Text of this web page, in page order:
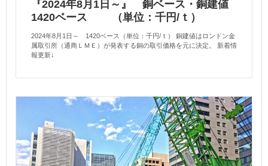
『2024年8月1日～』 銅ベース・銅建値
1420ベース （単位：千円/ｔ）
2024年8月1日～ 1420ベース（単位：千円/ｔ） 銅建値はロンドン金
属取引所（通商ＬＭＥ）が発表する銅の取引価格を元に決定。 新着情
報更新↓